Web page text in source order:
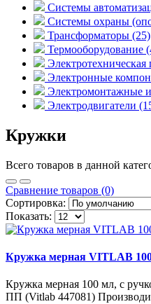
Системы
Системы охраны
Трансформаторы (25)
Термооборудование
Электронные
Электромонтажные
Электродвигатели
Кружки
Всего товаров в данной
Сравнение товаров (0)
Сортировка:
Показать:
Кружка мерная VITLAB
Кружка мерная 100 мл, с
ПП (Vitlab 447081)